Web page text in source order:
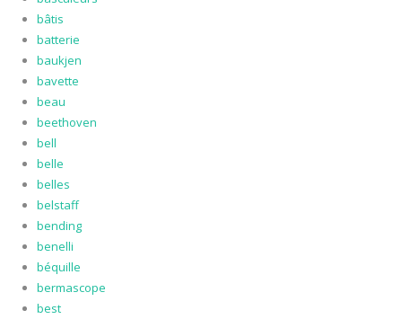
bâtis
batterie
baukjen
bavette
beau
beethoven
bell
belle
belles
belstaff
bending
benelli
béquille
bermascope
best